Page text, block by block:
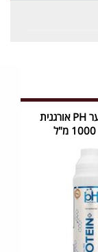
החלקת שיער PH אורגנית